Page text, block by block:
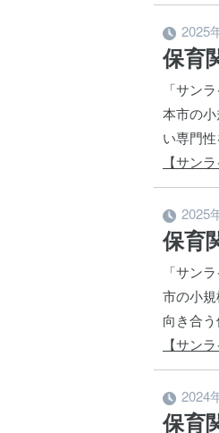
2025
保育
「サン
本市の
い専門
【サン
2025
保育
「サン
市の小
向き合う
【サン
2024
保育